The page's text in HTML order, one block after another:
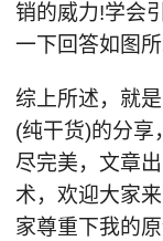
销的威力!学会
一下回答如图所
综上所述，就
(纯干货)的分享
尽完美，文章
术，欢迎大家
家尊重下我的